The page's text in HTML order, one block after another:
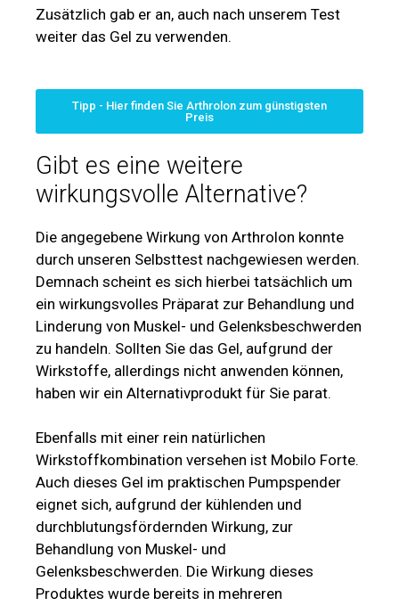
Zusätzlich gab er an, auch nach unserem Test
weiter das Gel zu verwenden.
Tipp - Hier finden Sie Arthrolon zum günstigsten
Preis
Gibt es eine weitere
wirkungsvolle Alternative?
Die angegebene Wirkung von Arthrolon konnte
durch unseren Selbsttest nachgewiesen werden.
Demnach scheint es sich hierbei tatsächlich um
ein wirkungsvolles Präparat zur Behandlung und
Linderung von Muskel- und Gelenksbeschwerden
zu handeln. Sollten Sie das Gel, aufgrund der
Wirkstoffe, allerdings nicht anwenden können,
haben wir ein Alternativprodukt für Sie parat.
Ebenfalls mit einer rein natürlichen
Wirkstoffkombination versehen ist Mobilo Forte.
Auch dieses Gel im praktischen Pumpspender
eignet sich, aufgrund der kühlenden und
durchblutungsfördernden Wirkung, zur
Behandlung von Muskel- und
Gelenksbeschwerden. Die Wirkung dieses
Produktes wurde bereits in mehreren